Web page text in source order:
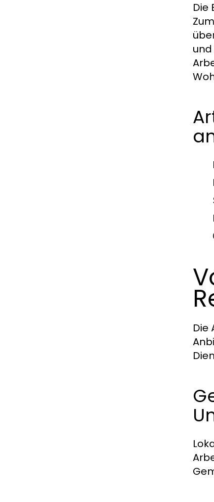
Die
Die